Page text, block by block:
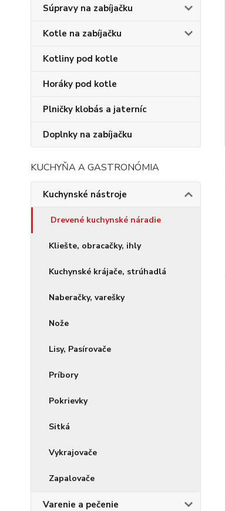
Súpravy na zabíjačku
Kotle na zabíjačku
Kotliny pod kotle
Horáky pod kotle
Plničky klobás a jaterníc
Doplnky na zabíjačku
KUCHYŇA A GASTRONÓMIA
Kuchynské nástroje
Drevené kuchynské náradie
Kliešte, obracačky, ihly
Kuchynské krájače, strúhadlá
Naberačky, varešky
Nože
Lisy, Pasírovače
Príbory
Pokrievky
Sitká
Vykrajovače
Zapalovače
Varenie a pečenie